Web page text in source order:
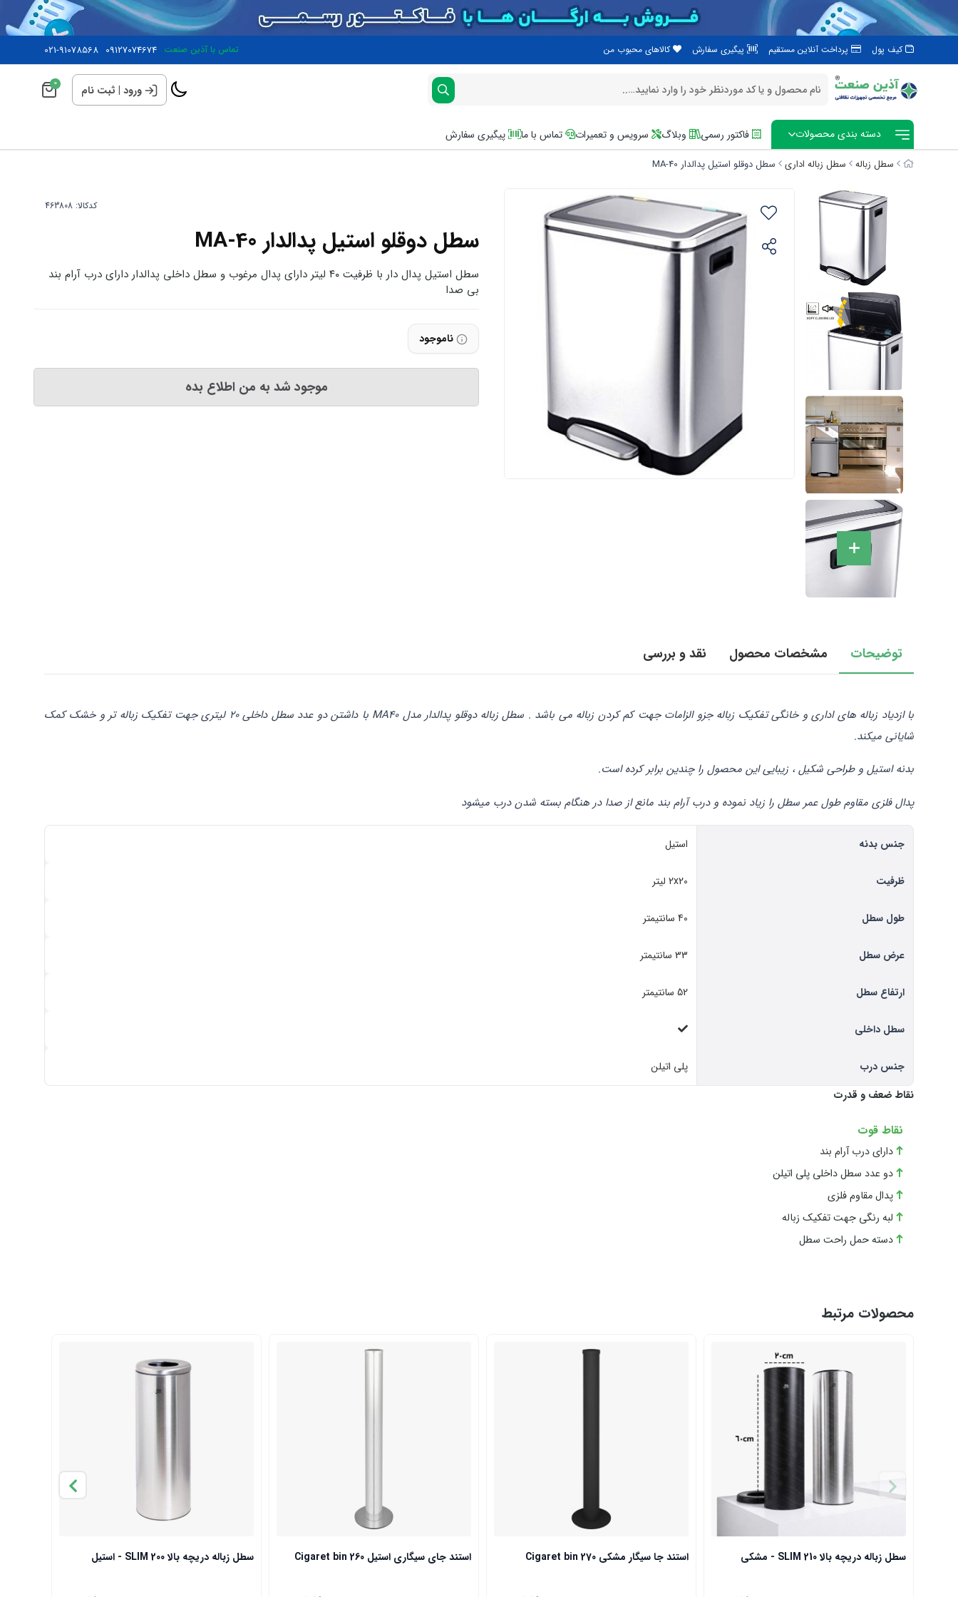
کیف پول پرداخت آنلاین مستقیم پیگیری سفارش کالاهای محبوب من تماس با آذین صنعت 09127074674
021-91078568
ورود | ثبت نام 0
دسته بندی محصولات فاکتور رسمی وبلاگ سرویس و تعمیرات تماس با ما پیگیری سفارش
سطل زباله سطل زباله اداری سطل دوقلو استیل پدالدار MA-40
کدکالا:
سطل دوقلو استیل پدالدار MA-40
سطل استیل پدال دار با ظرفیت ۴۰ لیتر دارای پدال مرغوب و سطل داخلی پدالدار دارای درب آرام بند
بی صدا
ناموجود
موجود شد به من اطلاع بده
توضیحات مشخصات محصول نقد و بررسی
با ازدیاد زباله های اداری و خانگی تفکیک زباله جزو الزامات جهت کم کردن زباله می باشد . سطل زباله دوقلو پدالدار مدل MA40 با داشتن دو عدد سطل داخلی ۲۰ لیتری جهت تفکیک زباله تر و خشک کمک
شایانی میکند.
بدنه استیل و طراحی شکیل ، زیبایی این محصول را چندین برابر کرده است.
پدال فلزی مقاوم طول عمر سطل را زیاد نموده و درب آرام بند مانع از صدا در هنگام بسته شدن درب میشود
جنس بدنه استیل
ظرفیت 2x20 لیتر
طول سطل 40 سانتیمتر
عرض سطل 33 سانتیمتر
ارتفاع سطل 52 سانتیمتر
سطل داخلی
جنس درب پلی اتیلن
نقاط ضعف و قدرت
نقاط قوت
دارای درب آرام بند
دو عدد سطل داخلی پلی اتیلن
پدال مقاوم فلزی
لبه رنگی جهت تفکیک زباله
دسته حمل راحت سطل
محصولات مرتبط
سطل زباله دریچه بالا SLIM 210 - مشکی استند جا سیگار مشکی Cigaret bin 270 استند جای سیگاری استیل Cigaret bin 260 سطل زباله دریچه بالا SLIM 200 - استیل